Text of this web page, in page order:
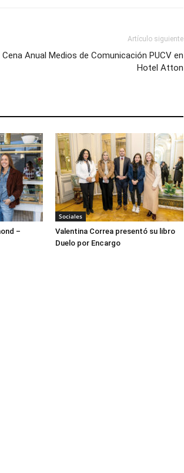
Artículo siguiente
Cena Anual Medios de Comunicación PUCV en
Hotel Atton
–
Sociales
Valentina Correa presentó su libro
Duelo por Encargo